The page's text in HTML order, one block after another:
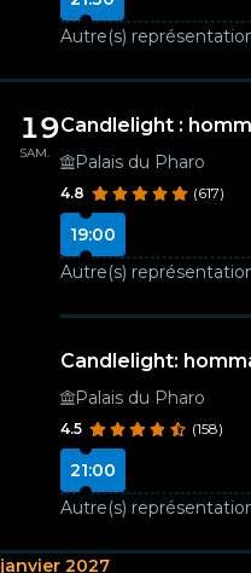
Autre(s)
19
SAM.
Candlelight :
Palais du Pharo
4.8 (617)
19:00
Autre(s)
Candlelight:
Palais du Pharo
4.5 (158)
21:00
Autre(s)
janvier 2027